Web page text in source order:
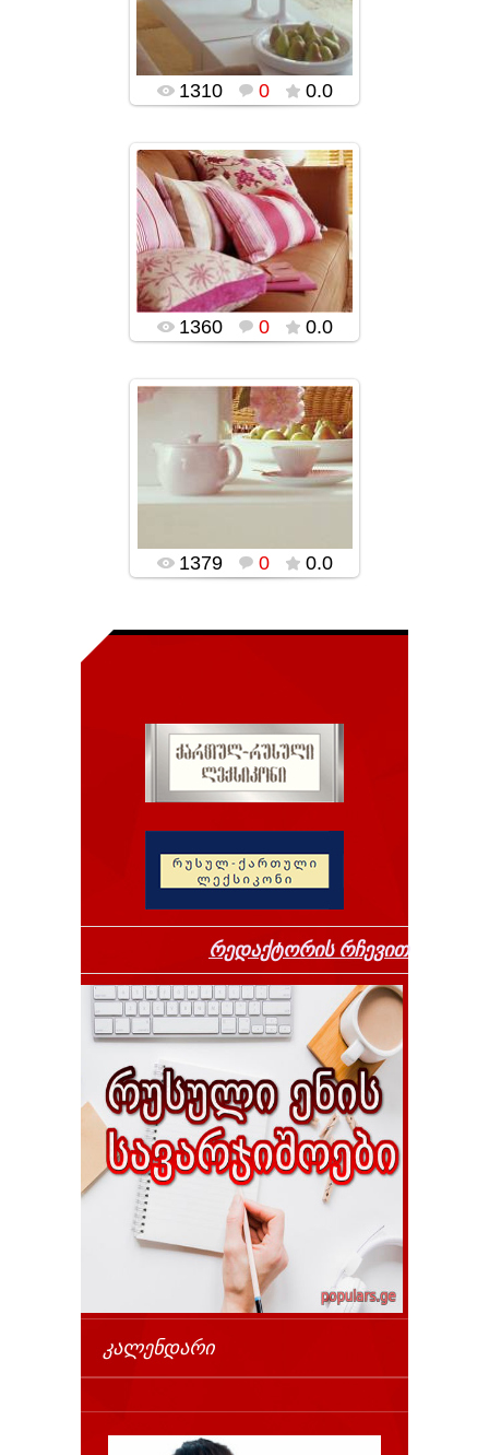
popularsge
1310 0 0.0
05.01.2016
popularsge
1360 0 0.0
05.01.2016
popularsge
1379 0 0.0
რედაქტორის რჩევით
ᲙᲐᲚᲔᲜᲓᲐᲠᲘ